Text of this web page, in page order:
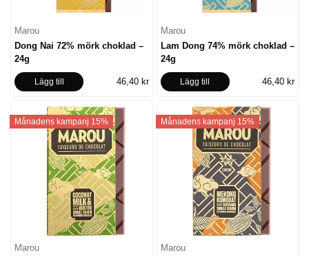
Marou
Dong Nai 72% mörk choklad –
24g
Lägg till 46,40 kr
Marou
Lam Dong 74% mörk choklad –
24g
Lägg till 46,40 kr
Månadens kampanj 15%
Marou
Månadens kampanj 15%
Marou